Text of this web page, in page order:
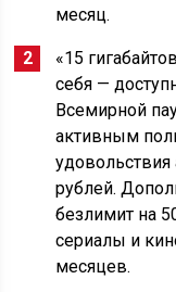
месяц.
«15
себя —
Всемирной
активным
удовольствия
рублей.
безлимит на
сериалы и
месяцев.